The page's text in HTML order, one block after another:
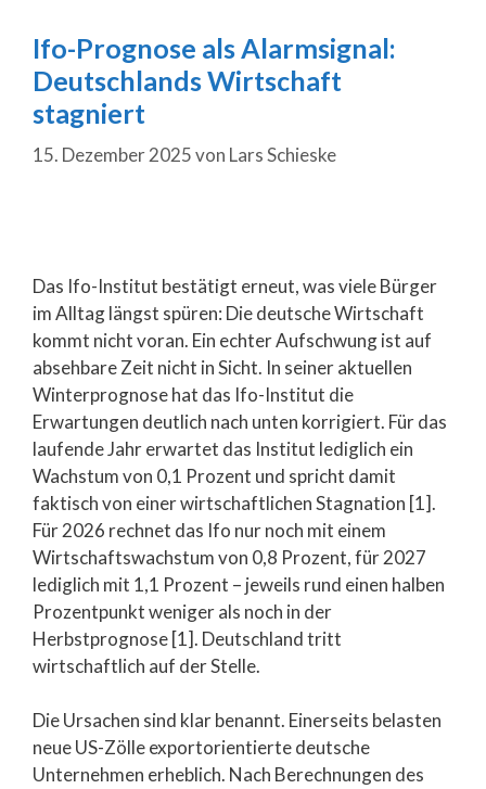
Ifo-Prognose als Alarmsignal:
Deutschlands Wirtschaft
stagniert
15. Dezember 2025von Lars Schieske
Das Ifo-Institut bestätigt erneut, was viele Bürger
im Alltag längst spüren: Die deutsche Wirtschaft
kommt nicht voran. Ein echter Aufschwung ist auf
absehbare Zeit nicht in Sicht. In seiner aktuellen
Winterprognose hat das Ifo-Institut die
Erwartungen deutlich nach unten korrigiert. Für das
laufende Jahr erwartet das Institut lediglich ein
Wachstum von 0,1 Prozent und spricht damit
faktisch von einer wirtschaftlichen Stagnation [1].
Für 2026 rechnet das Ifo nur noch mit einem
Wirtschaftswachstum von 0,8 Prozent, für 2027
lediglich mit 1,1 Prozent – jeweils rund einen halben
Prozentpunkt weniger als noch in der
Herbstprognose [1]. Deutschland tritt
wirtschaftlich auf der Stelle.
Die Ursachen sind klar benannt. Einerseits belasten
neue US-Zölle exportorientierte deutsche
Unternehmen erheblich. Nach Berechnungen des